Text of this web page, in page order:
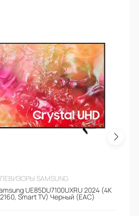
SAMSUNG
UE85DU7100UXRU 2024 (4K
Smart TV) Черный (EAC)